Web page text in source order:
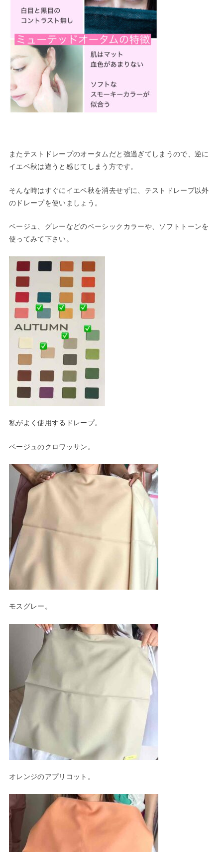
またテストドレープのオータムだと強過ぎてしまうので、逆に
イエベ秋は違うと感じてしまう方です。
そんな時はすぐにイエベ秋を消去せずに、テストドレープ以外
のドレープを使いましょう。
ベージュ、グレーなどのベーシックカラーや、ソフトトーンを
使ってみて下さい。
私がよく使用するドレープ。
ベージュのクロワッサン。
モスグレー。
オレンジのアプリコット。